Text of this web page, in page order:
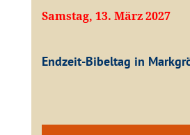
Samstag, 13. März 2027
Endzeit-Bibeltag in